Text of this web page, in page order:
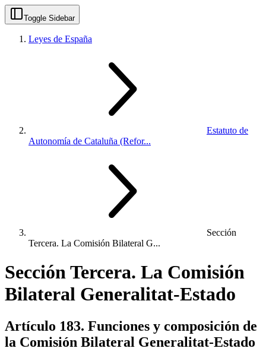
Toggle Sidebar
Leyes de España
Estatuto de
Autonomía de Cataluña (Refor...
Sección
Tercera. La Comisión Bilateral G...
Sección Tercera. La Comisión
Bilateral Generalitat-Estado
Artículo 183. Funciones y composición de
la Comisión Bilateral Generalitat-Estado